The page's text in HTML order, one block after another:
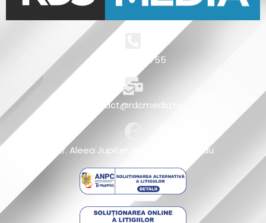
+4 0721 511 755
contact@rdcmedia.ro
Str. Aleea Jupiter, Nr4, Micro 5, Buzau